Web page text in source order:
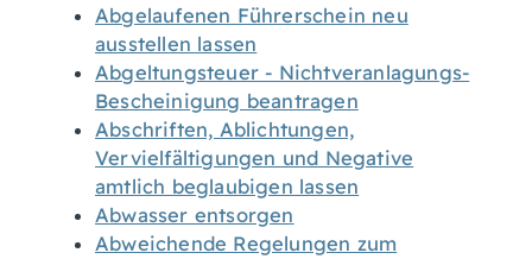
Abgelaufenen Führerschein neu
ausstellen lassen
Abgeltungsteuer - Nichtveranlagungs-
Bescheinigung beantragen
Abschriften, Ablichtungen,
Vervielfältigungen und Negative
amtlich beglaubigen lassen
Abwasser entsorgen
Abweichende Regelungen zum